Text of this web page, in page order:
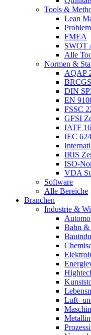
Tools &
Lean
FMEA
SWOT
Alle
Normen &
AQAP
DIN
EN
FSSC
GFSI
IATF
IEC
IRIS
ISO-
VDA
Software
Alle Bereiche
Branchen
Industrie &
Bahn &
Luft-